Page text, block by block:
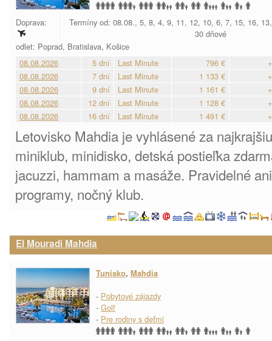
Doprava:
Termíny od: 08.08., 5, 8, 4, 9, 11, 12, 10, 6, 7, 15, 16,
30 dňové
odlet: Poprad, Bratislava, Košice
08.08.2026
5 dní Last Minute 796 €
08.08.2026
7 dní Last Minute 1 133 €
08.08.2026
9 dní Last Minute 1 161 €
08.08.2026
12 dní Last Minute 1 128 €
08.08.2026
16 dní Last Minute 1 491 €
Letovisko Mahdia je vyhlásené za
miniklub, minidisko, detská postieľka
jacuzzi, hammam a masáže. Pravidelné
programy, nočný klub.
El Mouradi Mahdia
Tunisko, Mahdia
- Pobytové zájazdy
- Golf
- Pre rodiny s deťmi